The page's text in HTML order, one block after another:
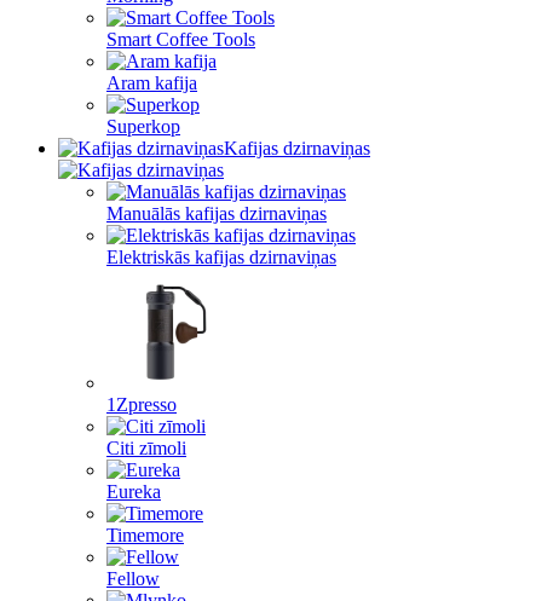
Smart Coffee Tools
Aram kafija
Superkop
Kafijas dzirnaviņas
Manuālās kafijas dzirnaviņas
Elektriskās kafijas dzirnaviņas
1Zpresso
Citi zīmoli
Eureka
Timemore
Fellow